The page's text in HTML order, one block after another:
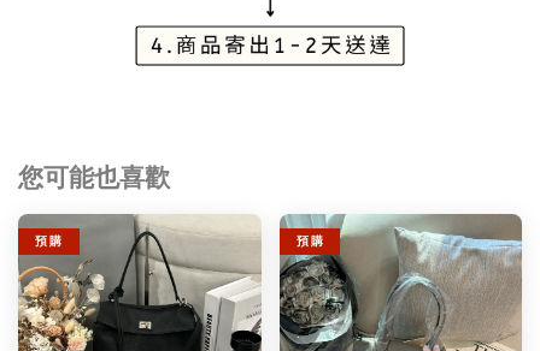
您可能也喜歡
預 購 預 購